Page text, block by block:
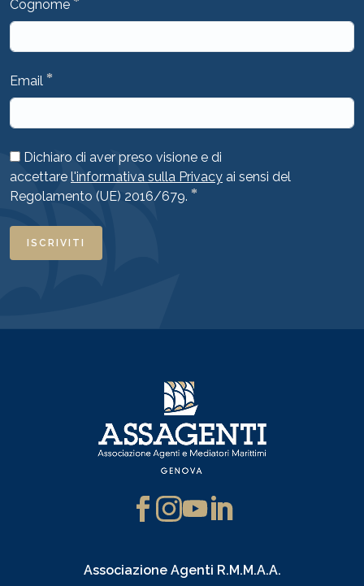
Cognome
Email *
Dichiaro di aver preso visione e di
accettare l'informativa sulla Privacy ai sensi del
Regolamento (UE) 2016/679. *
ISCRIVITI
Associazione Agenti R.M.M.A.A.